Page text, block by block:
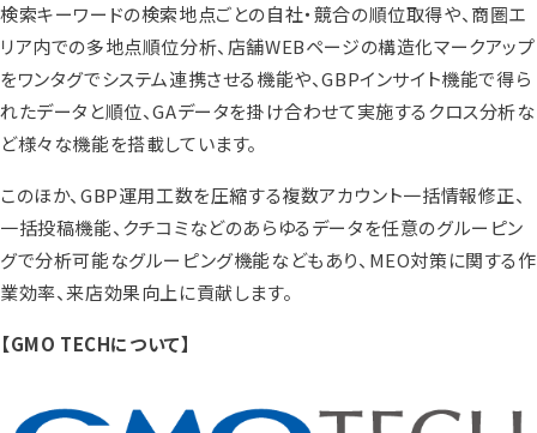
検索キーワードの検索地点ごとの自社・競合の順位取得や、商圏エ
リア内での多地点順位分析、店舗WEBページの構造化マークアップ
をワンタグでシステム連携させる機能や、GBPインサイト機能で得ら
れたデータと順位、GAデータを掛け合わせて実施するクロス分析な
ど様々な機能を搭載しています。
このほか、GBP運用工数を圧縮する複数アカウント一括情報修正、
一括投稿機能、クチコミなどのあらゆるデータを任意のグルーピン
グで分析可能なグルーピング機能などもあり、MEO対策に関する作
業効率、来店効果向上に貢献します。
【GMO TECHについて】